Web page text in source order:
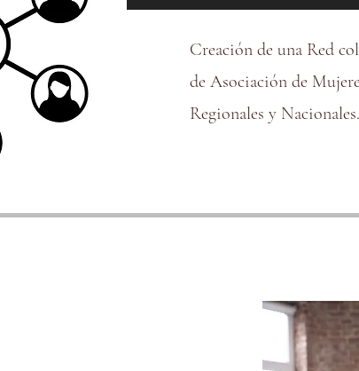
Creación de una Red
de Asociación de
Regionales y Nacionales.